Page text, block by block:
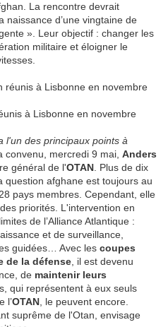
La rencontre devrait
naissance d’une vingtaine de
». Leur objectif : changer les
militaire et éloigner le
à Lisbonne en novembre
l'un des principaux points à
convenu, mercredi 9 mai, Anders
général de l'OTAN . Plus de dix
question afghane est toujours au
pays membres. Cependant, elle
priorités. L'intervention en
de l’Alliance Atlantique :
et de surveillance,
guidées… Avec les coupes
de la défense , il est devenu
de maintenir leurs
qui représentent à eux seuls
l’OTAN , le peuvent encore.